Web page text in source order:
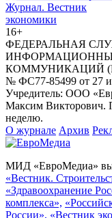
Журнал. Вестник
экономики
16+
ФЕДЕРАЛЬНАЯ
КОММУНИКАЦИЙ
№ ФС77-85499 от 27
Учредитель: ООО
Максим Викторович.
неделю.
О журнале Архив
МИД «ЕвроМедиа»
«Вестник.
«Здравоохранение
комплекса»,
России», «Вестник